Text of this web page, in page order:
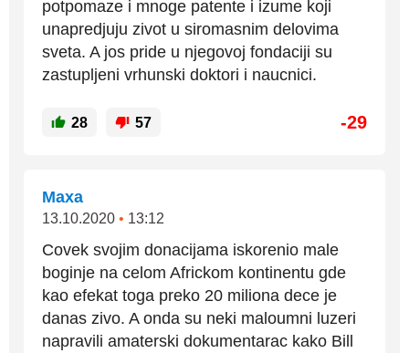
potpomaze i mnoge patente i izume koji
unapredjuju zivot u siromasnim delovima
sveta. A jos pride u njegovoj fondaciji su
zastupljeni vrhunski doktori i naucnici.
28 57 -29
Maxa
13.10.2020 • 13:12
Covek svojim donacijama iskorenio male
boginje na celom Africkom kontinentu gde
kao efekat toga preko 20 miliona dece je
danas zivo. A onda su neki maloumni luzeri
napravili amaterski dokumentarac kako Bill